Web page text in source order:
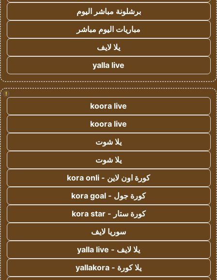
برشلونة مباشر اليوم
مباريات اليوم مباشر
يلا لايف
yalla live
!
koora live
koora live
يلا شوت
يلا شوت
كورة اون لاين - kora onli
كورة جول - kora goal
كورة ستار - kora star
سوريا لايف
يلا لايف - yalla live
يلا كورة - yallakora